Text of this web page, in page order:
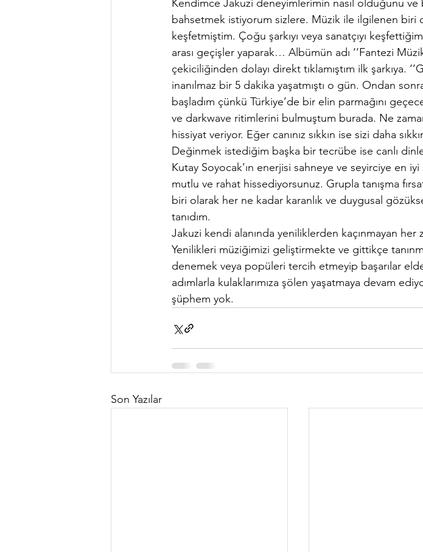
Kendimce Jakuzi deneyimlerimin nasıl olduğunu
bahsetmek istiyorum sizlere. Müzik ile ilgilenen biri
keşfetmiştim. Çoğu şarkıyı veya sanatçıyı
arası geçişler yaparak… Albümün adı ‘’Fantezi
çekiciliğinden dolayı direkt tıklamıştım ilk şarkıya.
inanılmaz bir 5 dakika yaşatmıştı o gün. Ondan
başladım çünkü Türkiye’de bir elin parmağını
ve darkwave ritimlerini bulmuştum burada. Ne
hissiyat veriyor. Eğer canınız sıkkın ise sizi daha
Değinmek istediğim başka bir tecrübe ise canlı
Kutay Soyocak’ın enerjisi sahneye ve seyirciye en
mutlu ve rahat hissediyorsunuz. Grupla tanışma
biri olarak her ne kadar karanlık ve duygusal
tanıdım.
Jakuzi kendi alanında yeniliklerden kaçınmayan
Yenilikleri müziğimizi geliştirmekte ve gittikçe
denemek veya popüleri tercih etmeyip başarılar
adımlarla kulaklarımıza şölen yaşatmaya devam
şüphem yok.
Son Yazılar